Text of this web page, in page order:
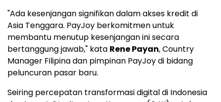
"Ada kesenjangan signifikan dalam akses kredit di
Asia Tenggara. PayJoy berkomitmen untuk
membantu menutup kesenjangan ini secara
bertanggung jawab," kata Rene Payan, Country
Manager Filipina dan pimpinan PayJoy di bidang
peluncuran pasar baru.
Seiring percepatan transformasi digital di Indonesia